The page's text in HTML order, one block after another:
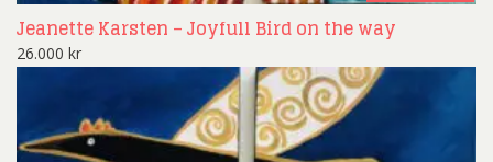
Jeanette Karsten – Joyfull Bird on the way
26.000 kr